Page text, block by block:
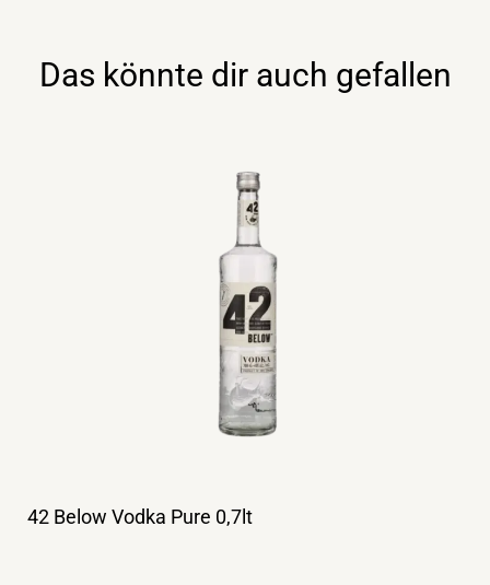
Das könnte dir auch gefallen
42 Below Vodka Pure 0,7lt